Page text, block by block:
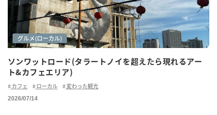
ソンワットロード(タラートノイを超えたら現れるアー
ト&カフェエリア)
アートシーン
グルメ
グルメ(ローカル)
カフェ ローカル 変わった観光
2026/07/14